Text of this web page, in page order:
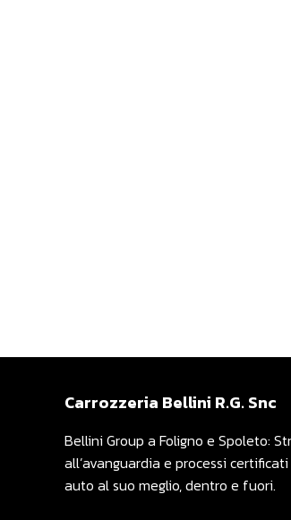
Carrozzeria Bellini R.G. Snc
Bellini Group a Foligno e Spoleto:
all’avanguardia e processi
auto al suo meglio, dentro e fuori.